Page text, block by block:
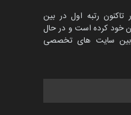
بین‌المللی
تاکنون رتبه اول در بین
خود کرده است و در حال
بین سایت های تخصصی